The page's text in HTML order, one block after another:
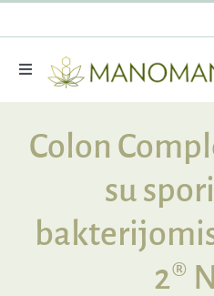
turinį
Toggle
Dovanos
Išpardavimas
Kosmetika
Specialūs pasiūlymai
Colon
su
2®